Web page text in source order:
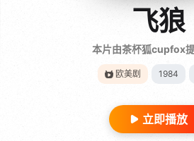
飞狼
本片由茶杯狐cupfox
欧美剧 1984
立即播放